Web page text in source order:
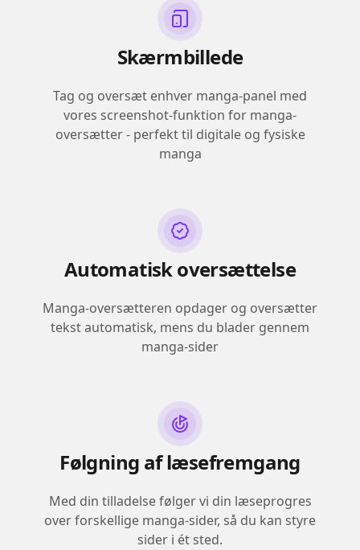
Skærmbillede
Tag og oversæt enhver manga-panel med
vores screenshot-funktion for manga-
oversætter - perfekt til digitale og fysiske
manga
Automatisk oversættelse
Manga-oversætteren opdager og oversætter
tekst automatisk, mens du blader gennem
manga-sider
Følgning af læsefremgang
Med din tilladelse følger vi din læseprogres
over forskellige manga-sider, så du kan styre
sider i ét sted.